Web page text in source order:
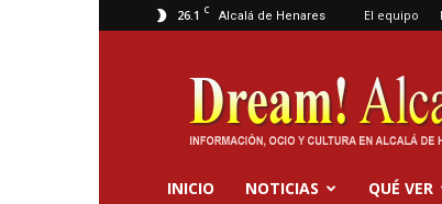
26.1 C Alcalá de Henares El equipo
Dream
Alcalá
INICIO NOTICIAS QUÉ VER